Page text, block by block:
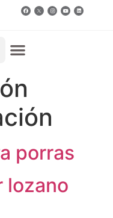
porras
lozano